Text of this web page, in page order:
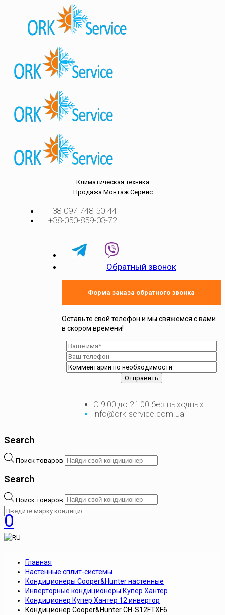
Климатическая техника
Продажа Монтаж Сервис
+38-097-748-50-44
+38-050-859-03-72
Обратный звонок
Форма заказа обратного звонка
Оставьте свой телефон и мы свяжемся с вами
в скором времени!
С 9:00 до 21:00 без выходных
info@ork-service.com.ua
Search
Поиск товаров
Search
Поиск товаров
0
Главная
Настенные сплит-системы
Кондиционеры Cooper&Hunter настенные
Инверторные кондиционеры Купер Хантер
Кондиционер Купер Хантер 12 инвертор
Кондиционер Cooper&Hunter CH-S12FTXF6